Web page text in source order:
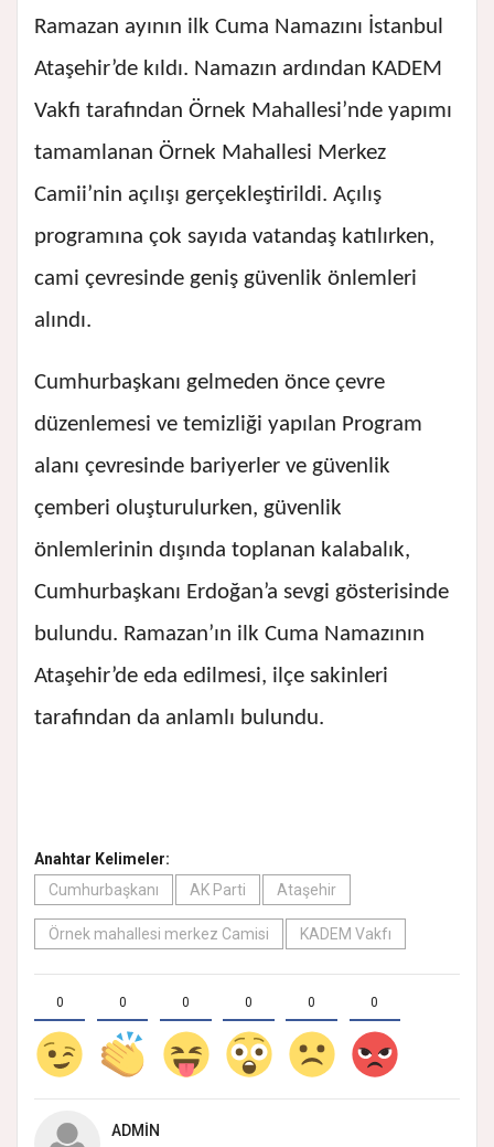
Ramazan ayının ilk Cuma Namazını İstanbul
Ataşehir’de kıldı. Namazın ardından KADEM
Vakfı tarafından Örnek Mahallesi’nde yapımı
tamamlanan Örnek Mahallesi Merkez
Camii’nin açılışı gerçekleştirildi. Açılış
programına çok sayıda vatandaş katılırken,
cami çevresinde geniş güvenlik önlemleri
alındı.
Cumhurbaşkanı gelmeden önce çevre
düzenlemesi ve temizliği yapılan Program
alanı çevresinde bariyerler ve güvenlik
çemberi oluşturulurken, güvenlik
önlemlerinin dışında toplanan kalabalık,
Cumhurbaşkanı Erdoğan’a sevgi gösterisinde
bulundu. Ramazan’ın ilk Cuma Namazının
Ataşehir’de eda edilmesi, ilçe sakinleri
tarafından da anlamlı bulundu.
Anahtar Kelimeler:
Cumhurbaşkanı
AK Parti Ataşehir
Örnek mahallesi merkez Camisi KADEM Vakfı
0 0 0 0 0 0
ADMIN